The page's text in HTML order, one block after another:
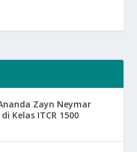
Zayn Neymar
Kelas ITCR 1500